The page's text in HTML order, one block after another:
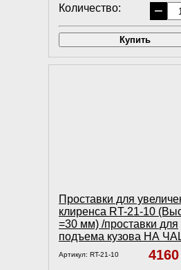
Количество: −
Купить
Проставки для
клиренса RT-21-10
=30 мм) /проставки для
подъема кузова НА
Артикул: RT-21-10